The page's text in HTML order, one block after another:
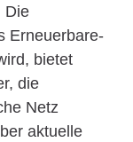
Die
Erneuerbare-
bietet
die
Netz
aktuelle